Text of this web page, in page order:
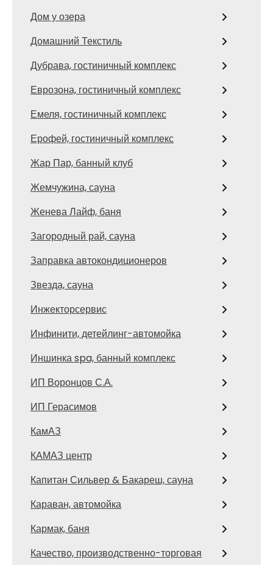
Дом у озера
Домашний Текстиль
Дубрава, гостиничный комплекс
Еврозона, гостиничный комплекс
Емеля, гостиничный комплекс
Ерофей, гостиничный комплекс
Жар Пар, банный клуб
Жемчужина, сауна
Женева Лайф, баня
Загородный рай, сауна
Заправка автокондиционеров
Звезда, сауна
Инжекторсервис
Инфинити, детейлинг-автомойка
Иншинка spa, банный комплекс
ИП Воронцов С.А.
ИП Герасимов
КамАЗ
КАМАЗ центр
Капитан Сильвер & Бакареш, сауна
Караван, автомойка
Кармак, баня
Качество, производственно-торговая